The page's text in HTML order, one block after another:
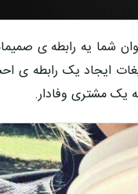
شما یه رابطه ی
ایجاد یک
یک مشتری وفادار.